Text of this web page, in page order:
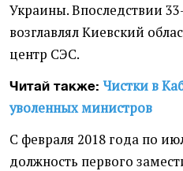
Украины. Впоследствии
возглавлял Киевский
центр СЭС.
Читай также:Чистки в
уволенных министров
С февраля 2018 года по
должность первого